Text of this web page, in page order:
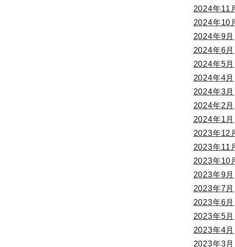
2024年11
2024年10
2024年9月
2024年6月
2024年5月
2024年4月
2024年3月
2024年2月
2024年1月
2023年12
2023年11
2023年10
2023年9月
2023年7月
2023年6月
2023年5月
2023年4月
2023年3月